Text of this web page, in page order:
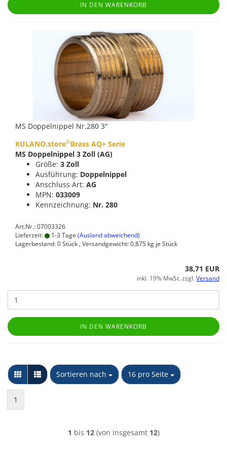
IN DEN WARENKORB
MS Doppelnippel Nr.280 3"
KULANO.store©Brass AQ+ Serie
MS Doppelnippel 3 Zoll (AG)
Größe: 3 Zoll
Ausführung: Doppelnippel
Anschluss Art: AG
MPN: 033009
Kennzeichnung: Nr. 280
Art.Nr.: 07003326
Lieferzeit:
1-3 Tage (Ausland abweichend)
Lagerbestand: 0 Stück , Versandgewicht:0,875 kg je Stück
38,71 EUR
inkl. 19% MwSt. zzgl.Versand
IN DEN WARENKORB
Sortieren nach
Sortieren nach 16 pro Seite
pro Seite
1
1 bis 12(von insgesamt 12)